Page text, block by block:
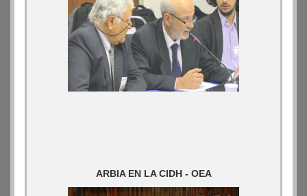
ARBIA EN LA CIDH - OEA